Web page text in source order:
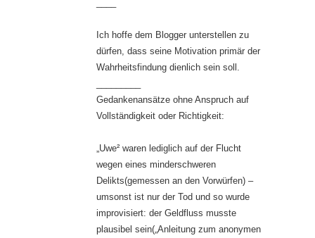
Ich hoffe dem Blogger unterstellen zu
dürfen, dass seine Motivation primär der
Wahrheitsfindung dienlich sein soll.
Gedankenansätze ohne Anspruch auf
Vollständigkeit oder Richtigkeit:
„Uwe² waren lediglich auf der Flucht
wegen eines minderschweren
Delikts(gemessen an den Vorwürfen) –
umsonst ist nur der Tod und so wurde
improvisiert: der Geldfluss musste
plausibel sein(„Anleitung zum anonymen